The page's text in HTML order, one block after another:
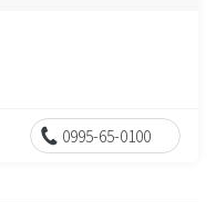
0995-65-0100